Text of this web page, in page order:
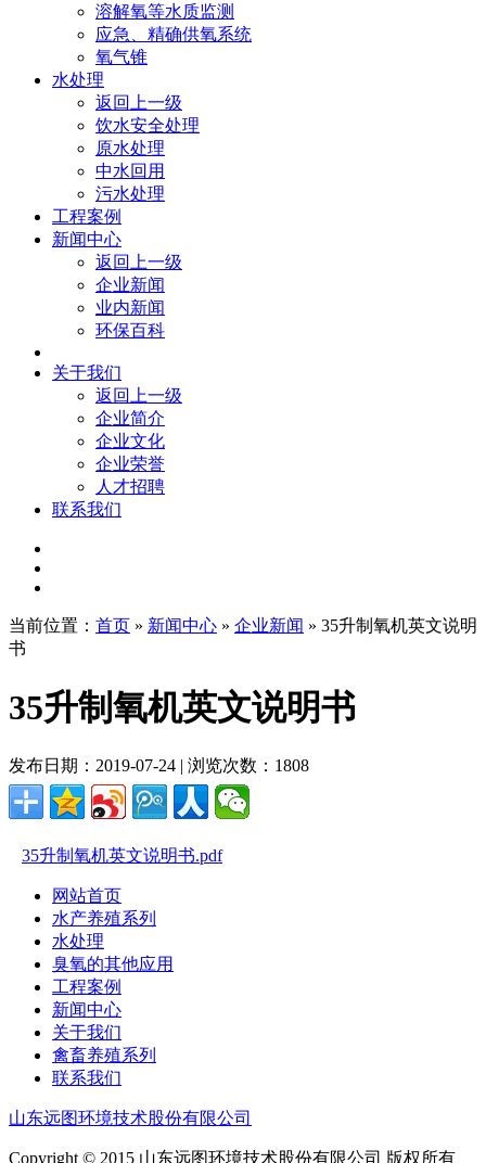
溶解氧等水质监测
应急、精确供氧系统
氧气锥
水处理
返回上一级
饮水安全处理
原水处理
中水回用
污水处理
工程案例
新闻中心
返回上一级
企业新闻
业内新闻
环保百科
关于我们
返回上一级
企业简介
企业文化
企业荣誉
人才招聘
联系我们
当前位置： 首页 » 新闻中心 » 企业新闻 » 35升制氧机英文说明
书
35升制氧机英文说明书
发布日期：2019-07-24 | 浏览次数：1808
35升制氧机英文说明书.pdf
网站首页
水产养殖系列
水处理
臭氧的其他应用
工程案例
新闻中心
关于我们
禽畜养殖系列
联系我们
山东远图环境技术股份有限公司
Copyright © 2015 山东远图环境技术股份有限公司 版权所有